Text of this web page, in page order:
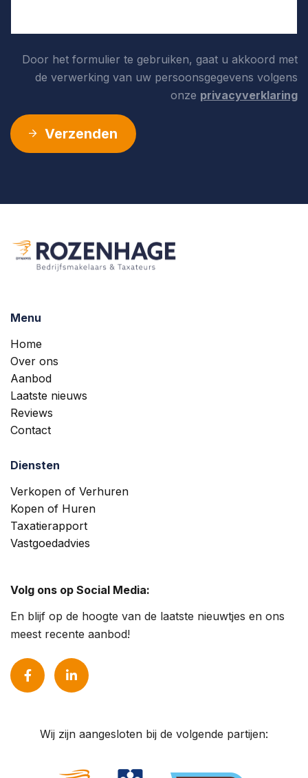
Door het formulier te gebruiken, gaat u akkoord met
de verwerking van uw persoonsgegevens volgens
onze privacyverklaring
Verzenden
Menu
Home
Over ons
Aanbod
Laatste nieuws
Reviews
Contact
Diensten
Verkopen of Verhuren
Kopen of Huren
Taxatierapport
Vastgoedadvies
Volg ons op Social Media:
En blijf op de hoogte van de laatste nieuwtjes en ons
meest recente aanbod!
Wij zijn aangesloten bij de volgende partijen: